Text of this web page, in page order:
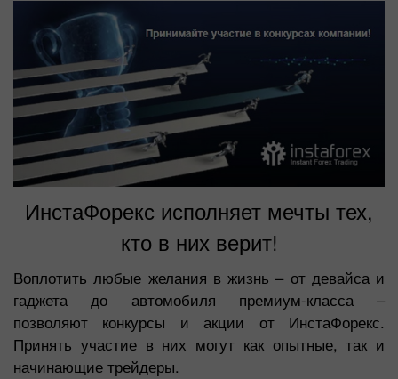
ИнстаФорекс исполняет мечты тех,
кто в них верит!
Воплотить любые желания в жизнь – от девайса и
гаджета до автомобиля премиум-класса –
позволяют конкурсы и акции от ИнстаФорекс.
Принять участие в них могут как опытные, так и
начинающие трейдеры.